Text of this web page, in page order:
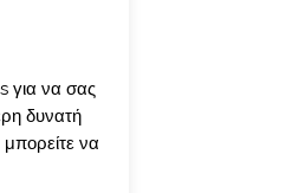
για να σας
δυνατή
να